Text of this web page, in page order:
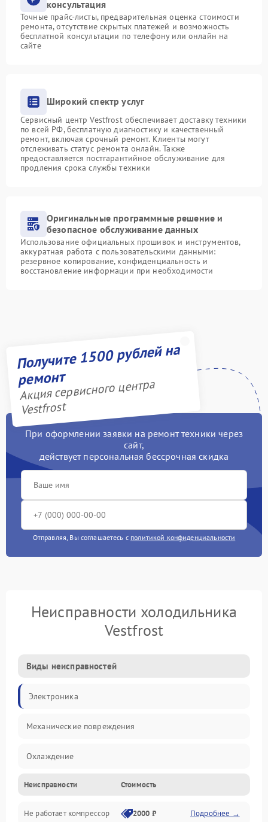
консультация
Точные прайс-листы, предварительная оценка стоимости
ремонта, отсутствие скрытых платежей и возможность
бесплатной консультации по телефону или онлайн на
сайте
Широкий спектр услуг
Сервисный центр Vestfrost обеспечивает доставку техники
по всей РФ, бесплатную диагностику и качественный
ремонт, включая срочный ремонт. Клиенты могут
отслеживать статус ремонта онлайн. Также
предоставляется постгарантийное обслуживание для
продления срока службы техники
Оригинальные программные решение и
безопасное обслуживание данных
Использование официальных прошивок и инструментов,
аккуратная работа с пользовательскими данными:
резервное копирование, конфиденциальность и
восстановление информации при необходимости
Получите 1500 рублей на
ремонт
Акция сервисного центра
Vestfrost
При оформлении заявки на ремонт техники через
сайт,
действует персональная бессрочная скидка
Отправляя, Вы соглашаетесь с политикой конфиденциальности
Неисправности холодильника
Vestfrost
Виды неисправностей
Электроника
Механические повреждения
Охлаждение
Механика
Электропитание
Неисправности Стоимость
Не работает компрессор 2000 ₽ Подробнее →